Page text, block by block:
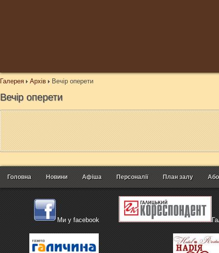
Галерея Архів Вечір оперети
Вечір оперети
Головна Новини Афіша Персоналії План залу
Ми у facebook